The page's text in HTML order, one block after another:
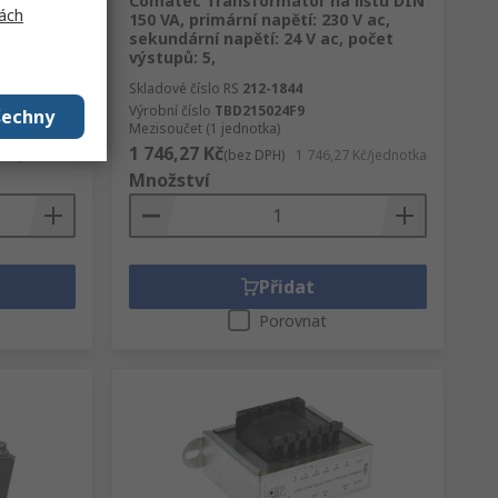
VA,
150 VA, primární napětí: 230 V ac,
sekundární napětí: 24 V ac, počet
výstupů: 5,
Skladové číslo RS 212-1844
Výrobní číslo TBD215024F9
Mezisoučet (1 jednotka)
1 746,27 Kč(bez DPH) 1 746,27 Kč/jednotka
Množství
Přidat
Porovnat